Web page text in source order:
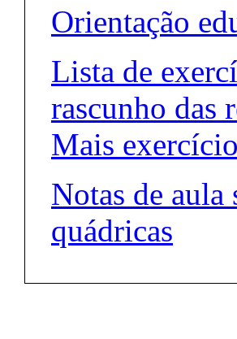
Orientação
Lista de
rascunho das
Mais
Notas de aula
quádricas